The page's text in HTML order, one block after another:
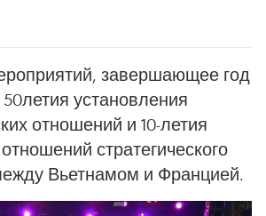
завершающее год
установления
отношений и 10-летия
стратегического
Вьетнамом и Францией.